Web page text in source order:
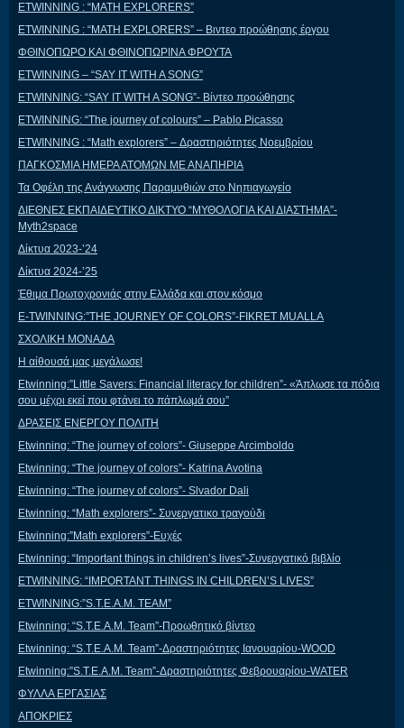
ETWINNING : “MATH EXPLORERS”
ETWINNING : “MATH EXPLORERS” – Βιντεο προώθησης έργου
ΦΘΙΝΟΠΩΡΟ ΚΑΙ ΦΘΙΝΟΠΩΡΙΝΑ ΦΡΟΥΤΑ
ETWINNING – “SAY IT WITH A SONG”
ETWINNING: “SAY IT WITH A SONG”- Βίντεο προώθησης
ETWINNING: “The journey of colours” – Pablo Picasso
ETWINNING : “Math explorers” – Δραστηριότητες Νοεμβρίου
ΠΑΓΚΟΣΜΙΑ ΗΜΕΡΑ ΑΤΟΜΩΝ ΜΕ ΑΝΑΠΗΡΙΑ
Τα Οφέλη της Ανάγνωσης Παραμυθιών στο Νηπιαγωγείο
ΔΙΕΘΝΕΣ ΕΚΠΑΙΔΕΥΤΙΚΟ ΔΙΚΤΥΟ “ΜΥΘΟΛΟΓΙΑ ΚΑΙ ΔΙΑΣΤΗΜΑ”-
Myth2space
Δίκτυα 2023-’24
Δίκτυα 2024-’25
Έθιμα Πρωτοχρονιάς στην Ελλάδα και στον κόσμο
E-TWINNING:”THE JOURNEY OF COLORS”-FIKRET MUALLA
ΣΧΟΛΙΚΗ ΜΟΝΑΔΑ
Η αίθουσά μας μεγάλωσε!
Etwinning:”Little Savers: Financial literacy for children”- «Άπλωσε τα πόδια
σου μέχρι εκεί που φτάνει το πάπλωμά σου”
ΔΡΑΣΕΙΣ ΕΝΕΡΓΟΥ ΠΟΛΙΤΗ
Etwinning: “The journey of colors”- Giuseppe Arcimboldo
Etwinning: “The journey of colors”- Katrina Avotina
Etwinning: “The journey of colors”- Slvador Dali
Etwinning: “Math explorers”- Συνεργατικο τραγούδι
Etwinning:”Math explorers”-Ευχές
Etwinning: “Important things in children’s lives”-Συνεργατικό βιβλίο
ETWINNING: “IMPORTANT THINGS IN CHILDREN’S LIVES”
ETWINNING:”S.T.E.A.M. TEAM”
Etwinning: “S.T.E.A.M. Team”-Προωθητικό βίντεο
Etwinning: “S.T.E.A.M. Team”-Δραστηριότητες Ιανουαρίου-WOOD
Etwinning:”S.T.E.A.M. Team”-Δραστηριότητες Φεβρουαρίου-WATER
ΦΥΛΛΑ ΕΡΓΑΣΙΑΣ
ΑΠΟΚΡΙΕΣ